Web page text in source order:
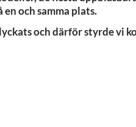
och samma plats.
och därför styrde vi